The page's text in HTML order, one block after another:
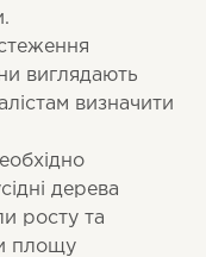
виглядають
визначити
дерева
росту та
площу